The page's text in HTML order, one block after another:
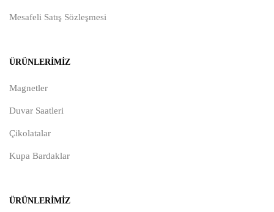
Mesafeli Satış Sözleşmesi
ÜRÜNLERIMIZ
Magnetler
Duvar Saatleri
Çikolatalar
Kupa Bardaklar
ÜRÜNLERIMIZ